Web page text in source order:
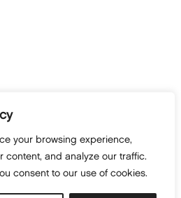
your browsing experience,
content, and analyze our traffic.
consent to our use of cookies.